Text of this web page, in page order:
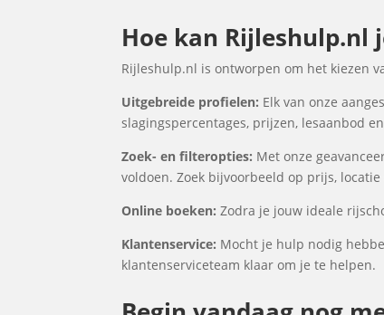
Hoe kan Rijleshulp.nl
Rijleshulp.nl is ontworpen om het kiezen
Uitgebreide profielen: Elk van onze
slagingspercentages, prijzen, lesaanbod
Zoek- en filteropties: Met onze
voldoen. Zoek bijvoorbeeld op prijs,
Online boeken: Zodra je jouw ideale
Klantenservice: Mocht je hulp nodig
klantenserviceteam klaar om je te helpen.